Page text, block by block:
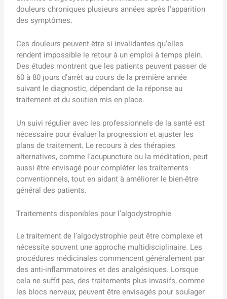
douleurs chroniques plusieurs années après l’apparition
des symptômes.
Ces douleurs peuvent être si invalidantes qu’elles
rendent impossible le retour à un emploi à temps plein.
Des études montrent que les patients peuvent passer de
60 à 80 jours d’arrêt au cours de la première année
suivant le diagnostic, dépendant de la réponse au
traitement et du soutien mis en place.
Un suivi régulier avec les professionnels de la santé est
nécessaire pour évaluer la progression et ajuster les
plans de traitement. Le recours à des thérapies
alternatives, comme l’acupuncture ou la méditation, peut
aussi être envisagé pour compléter les traitements
conventionnels, tout en aidant à améliorer le bien-être
général des patients.
Traitements disponibles pour l’algodystrophie
Le traitement de l’algodystrophie peut être complexe et
nécessite souvent une approche multidisciplinaire. Les
procédures médicinales commencent généralement par
des anti-inflammatoires et des analgésiques. Lorsque
cela ne suffit pas, des traitements plus invasifs, comme
les blocs nerveux, peuvent être envisagés pour soulager